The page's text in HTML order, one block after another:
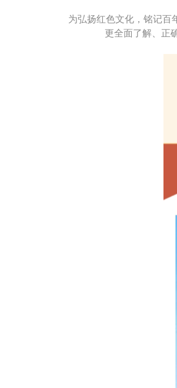
为弘扬红色文化，铭记百
更全面了解、正